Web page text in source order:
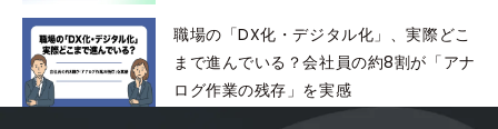
職場の「DX化・デジタル化」、実際どこ
まで進んでいる？会社員の約8割が「アナ
ログ作業の残存」を実感